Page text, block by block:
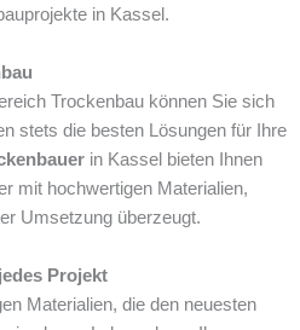
in Kassel.
Trockenbau können Sie sich
stets die besten Lösungen für Ihre
in Kassel bieten Ihnen
mit hochwertigen Materialien,
Umsetzung überzeugt.
Projekt
Materialien, die den neuesten